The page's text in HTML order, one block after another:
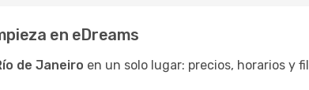
en eDreams
de Janeiro en un solo lugar: precios, horarios y